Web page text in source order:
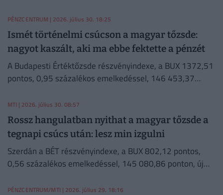
PÉNZCENTRUM | 2026. július 30. 18:25
Ismét történelmi csúcson a magyar tőzsde:
nagyot kaszált, aki ma ebbe fektette a pénzét
A Budapesti Értéktőzsde részvényindexe, a BUX 1372,51
pontos, 0,95 százalékos emelkedéssel, 146 453,37
MTI | 2026. július 30. 08:57
Rossz hangulatban nyithat a magyar tőzsde a
tegnapi csúcs után: lesz min izgulni
Szerdán a BÉT részvényindexe, a BUX 802,12 pontos,
0,56 százalékos emelkedéssel, 145 080,86 ponton, új
PÉNZCENTRUM/MTI | 2026. július 29. 18:16